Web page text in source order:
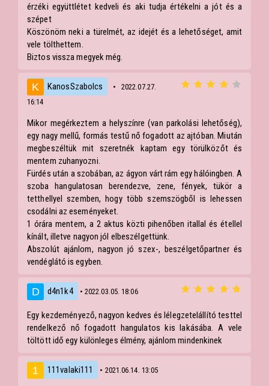
érzéki együttlétet kedveli és aki tudja értékelni a jót és a
szépet
Köszönöm neki a türelmét, az idejét és a lehetőséget, amit
vele tölthettem.
Biztos vissza megyek még.
KanosSzabolcs
• 2022.07.27.
16:14
Mikor megérkeztem a helyszínre (van parkolási lehetőség),
egy nagy mellű, formás testű nő fogadott az ajtóban. Miután
megbeszéltük mit szeretnék kaptam egy törülközőt és
mentem zuhanyozni.
Fürdés után a szobában, az ágyon várt rám egy hálóingben. A
szoba hangulatosan berendezve, zene, fények, tükör a
tetthellyel szemben, hogy több szemszögből is lehessen
csodálni az eseményeket.
1 órára mentem, a 2 aktus közti pihenőben itallal és étellel
kínált, illetve nagyon jól elbeszélgettünk.
Abszolút ajánlom, nagyon jó szex-, beszélgetőpartner és
vendéglátó is egyben.
d4n1k4 • 2022.03.05. 18:06
Egy kezdeményező, nagyon kedves és lélegzetelállító testtel
rendelkező nő fogadott hangulatos kis lakásába. A vele
töltött idő egy különleges élmény, ajánlom mindenkinek
111valaki111 • 2021.06.14. 13:05